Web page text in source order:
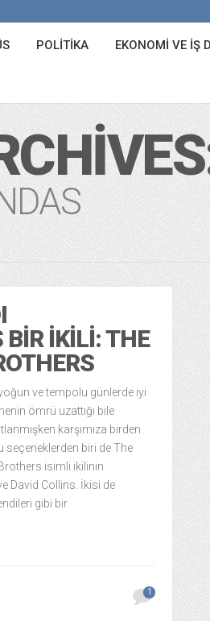
POLITIKA EKONOMI VE İŞ
İKILI: THE
ve tempolu günlerde iyi
ömrü uzattığı bile
karşımıza birden
seçeneklerden biri de The
isimli ikilinin
David Collins. İkisi de
gibi bir
1